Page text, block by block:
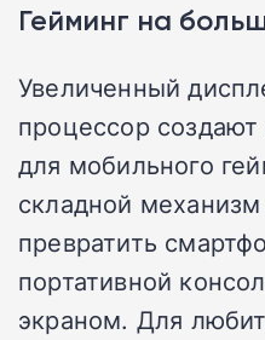
Гейминг на
Увеличенный
процессор
для мобильного
складной
превратить
портативной
экраном. Для